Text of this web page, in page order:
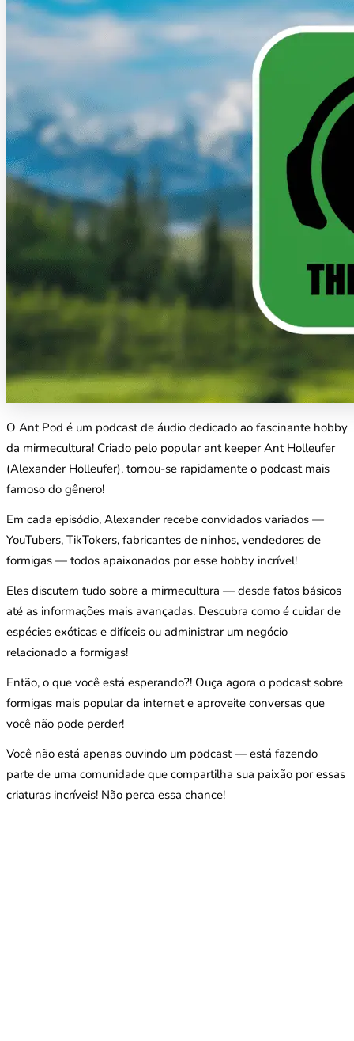
O Ant Pod é um podcast de áudio dedicado ao fascinante hobby
da mirmecultura! Criado pelo popular ant keeper Ant Holleufer
(Alexander Holleufer), tornou-se rapidamente o podcast mais
famoso do gênero!
Em cada episódio, Alexander recebe convidados variados —
YouTubers, TikTokers, fabricantes de ninhos, vendedores de
formigas — todos apaixonados por esse hobby incrível!
Eles discutem tudo sobre a mirmecultura — desde fatos básicos
até as informações mais avançadas. Descubra como é cuidar de
espécies exóticas e difíceis ou administrar um negócio
relacionado a formigas!
Então, o que você está esperando?! Ouça agora o podcast sobre
formigas mais popular da internet e aproveite conversas que
você não pode perder!
Você não está apenas ouvindo um podcast — está fazendo
parte de uma comunidade que compartilha sua paixão por essas
criaturas incríveis! Não perca essa chance!